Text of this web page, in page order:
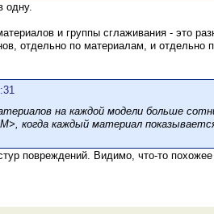
одну.
и группы сглаживания - это
отдельно по материалам, и отдельно
на каждой модели больше
когда каждый материал
повреждений. Видимо, что-то